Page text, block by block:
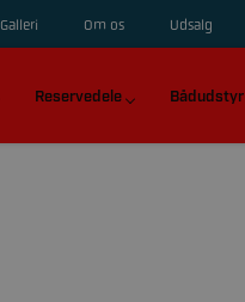
Galleri Om os Udsalg
Reservedele Bådudstyr